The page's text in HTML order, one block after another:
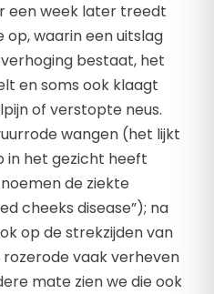
een week later treedt
waarin een uitslag
bestaat, het
en soms ook klaagt
of verstopte neus.
wangen (het lijkt
in het gezicht heeft
de ziekte
cheeks disease”); na
op de strekzijden van
vaak verheven
mate zien we die ook